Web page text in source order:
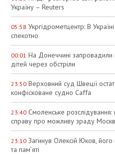
Україну – Reuters
05:58 Укргідрометцентр: В
спекотно
00:01 На Донеччині
дітей через обстріли
23:50 Верховний суд Швеції
конфісковане судно Caffa
23:40 Смоленське
справу про можливу зраду
23:10 Загинув Олексій Юков,
та пам’яті